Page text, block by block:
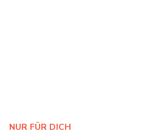
NUR FÜR DICH